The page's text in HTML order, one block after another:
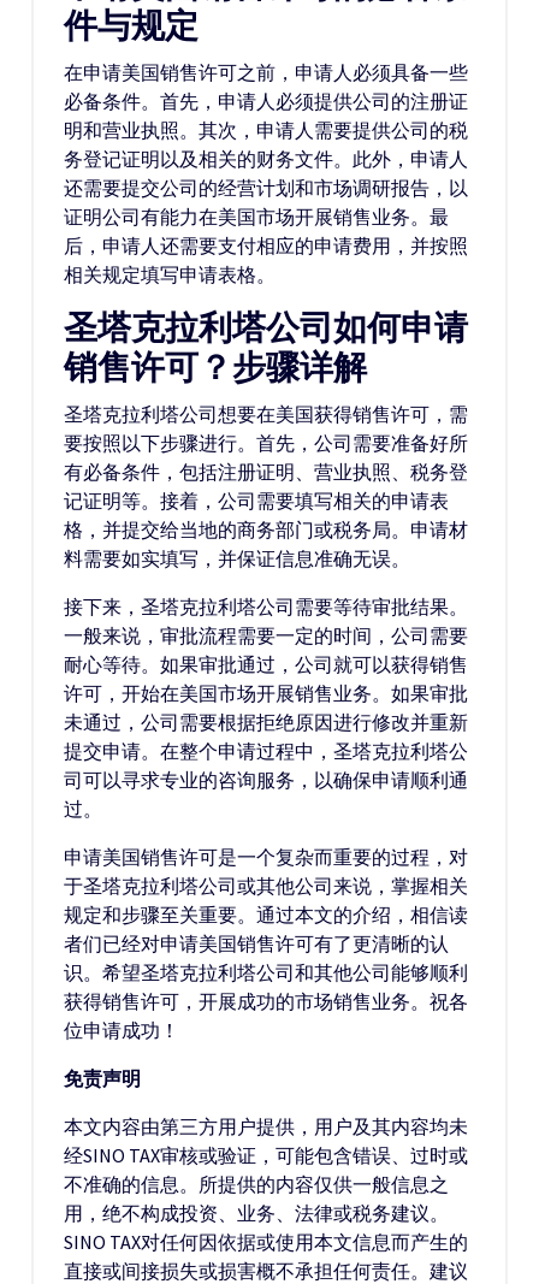
件与规定
在申请美国销售许可之前，申请人必须具备一些
必备条件。首先，申请人必须提供公司的注册证
明和营业执照。其次，申请人需要提供公司的税
务登记证明以及相关的财务文件。此外，申请人
还需要提交公司的经营计划和市场调研报告，以
证明公司有能力在美国市场开展销售业务。最
后，申请人还需要支付相应的申请费用，并按照
相关规定填写申请表格。
圣塔克拉利塔公司如何申请
销售许可？步骤详解
圣塔克拉利塔公司想要在美国获得销售许可，需
要按照以下步骤进行。首先，公司需要准备好所
有必备条件，包括注册证明、营业执照、税务登
记证明等。接着，公司需要填写相关的申请表
格，并提交给当地的商务部门或税务局。申请材
料需要如实填写，并保证信息准确无误。
接下来，圣塔克拉利塔公司需要等待审批结果。
一般来说，审批流程需要一定的时间，公司需要
耐心等待。如果审批通过，公司就可以获得销售
许可，开始在美国市场开展销售业务。如果审批
未通过，公司需要根据拒绝原因进行修改并重新
提交申请。在整个申请过程中，圣塔克拉利塔公
司可以寻求专业的咨询服务，以确保申请顺利通
过。
申请美国销售许可是一个复杂而重要的过程，对
于圣塔克拉利塔公司或其他公司来说，掌握相关
规定和步骤至关重要。通过本文的介绍，相信读
者们已经对申请美国销售许可有了更清晰的认
识。希望圣塔克拉利塔公司和其他公司能够顺利
获得销售许可，开展成功的市场销售业务。祝各
位申请成功！
免责声明
本文内容由第三方用户提供，用户及其内容均未
经SINO TAX审核或验证，可能包含错误、过时或
不准确的信息。所提供的内容仅供一般信息之
用，绝不构成投资、业务、法律或税务建议。
SINO TAX对任何因依据或使用本文信息而产生的
直接或间接损失或损害概不承担任何责任。建议